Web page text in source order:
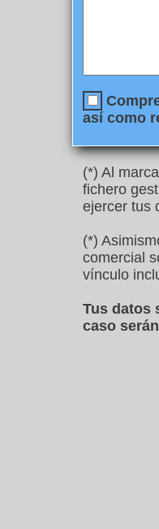
así como
(*) Al
fichero
ejercer tus
(*)
comercial
vínculo
Tus datos
caso